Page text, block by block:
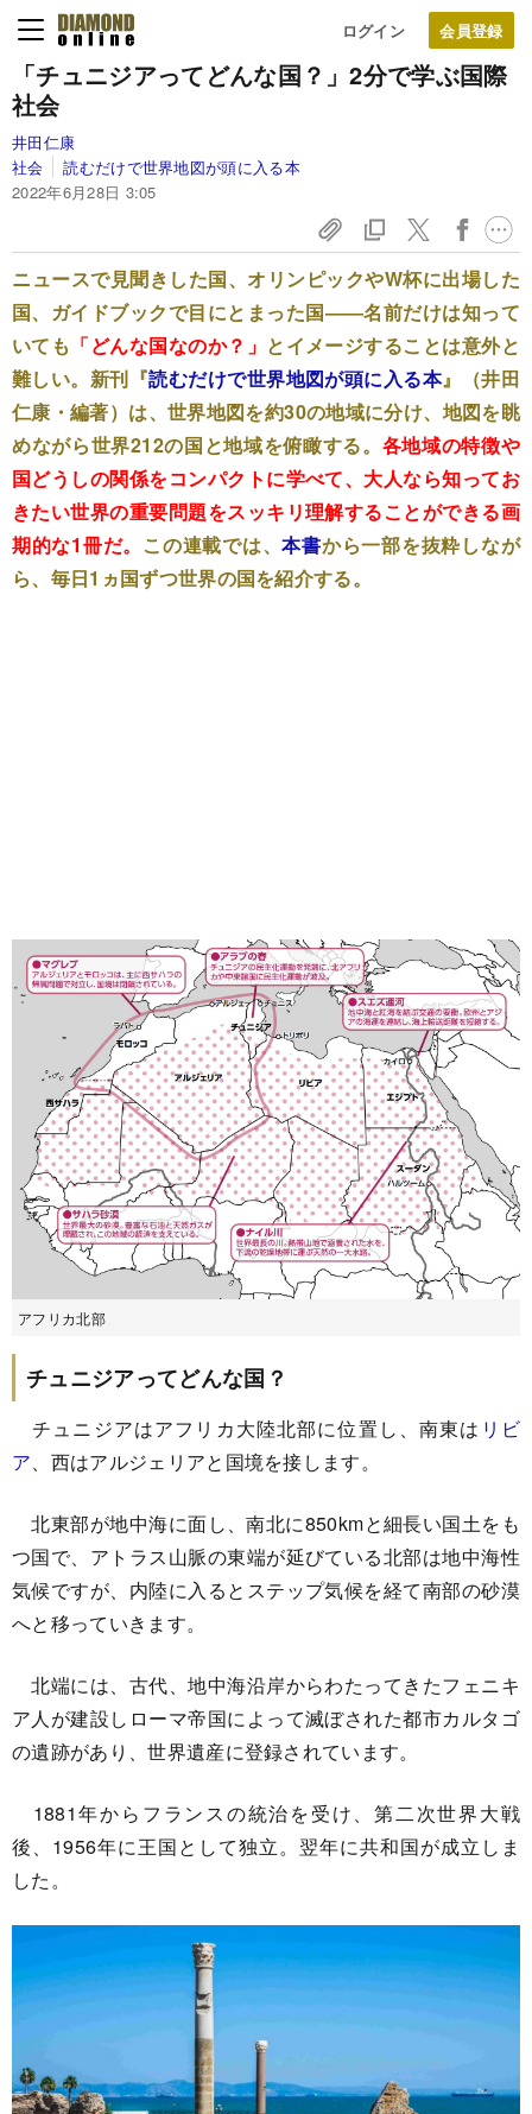
ログイン
「チュニジアってどんな国？」2分で学ぶ国際
社会
井田仁康
社会
読むだけで世界地図が頭に入る本
2022年6月28日 3:05
ニュースで見聞きした国、オリンピックやW杯に出場した
国、ガイドブックで目にとまった国――名前だけは知って
いても 「どんな国なのか？」 とイメージすることは意外と
難しい。新刊『読むだけで世界地図が頭に入る本』（井田
仁康・編著）は、世界地図を約30の地域に分け、地図を眺
めながら世界212の国と地域を俯瞰する。 各地域の特徴や
国どうしの関係をコンパクトに学べて、大人なら知ってお
きたい世界の重要問題をスッキリ理解することができる画
期的な1冊だ。 この連載では、本書から一部を抜粋しなが
ら、毎日1ヵ国ずつ世界の国を紹介する。
アフリカ北部
チュニジアってどんな国？
チュニジアはアフリカ大陸北部に位置し、南東は リビ
ア、西はアルジェリアと国境を接します。
北東部が地中海に面し、南北に850kmと細長い国土をも
つ国で、アトラス山脈の東端が延びている北部は地中海性
気候ですが、内陸に入るとステップ気候を経て南部の砂漠
へと移っていきます。
北端には、古代、地中海沿岸からわたってきたフェニキ
ア人が建設しローマ帝国によって滅ぼされた都市カルタゴ
の遺跡があり、世界遺産に登録されています。
1881年からフランスの統治を受け、第二次世界大戦
後、1956年に王国として独立。翌年に共和国が成立しま
した。